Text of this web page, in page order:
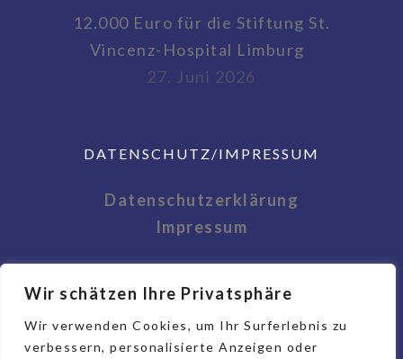
Wir schätzen Ihre Privatsphäre
Wir verwenden Cookies, um Ihr Surferlebnis zu
verbessern, personalisierte Anzeigen oder
12.000 Euro für die Stiftung St.
Vincenz-Hospital Limburg
27. Juni 2026
DATENSCHUTZ/IMPRESSUM
Datenschutzerklärung
Impressum